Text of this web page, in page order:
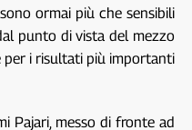
ormai più che sensibili
punto di vista del mezzo
per i risultati più importanti
Pajari, messo di fronte ad